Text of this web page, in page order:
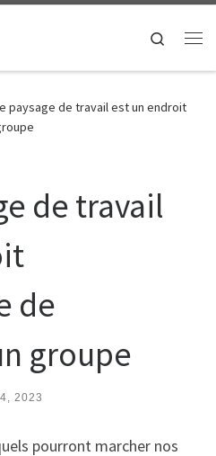
Search
paysage de travail est un endroit
de travail
de
groupe
2023
pourront marcher nos